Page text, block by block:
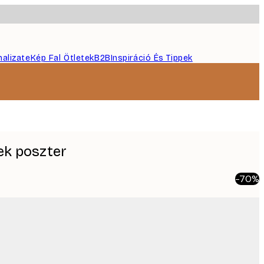
Kép Fal ÖtletekB2BInspiráció És Tippek
poszter
-70%